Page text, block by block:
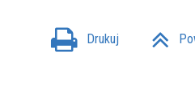
Drukuj